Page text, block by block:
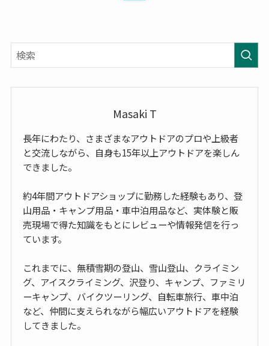
Masaki T
長年にわたり、さまざまなアウトドアのプロや上級者
と交流しながら、自身も15年以上アウトドアを楽しん
できました。
約4年間アウトドアショップに勤務した経験もあり、登
山用品・キャンプ用品・車中泊用品など、実体験と販
売現場で得た知識をもとにレビューや情報発信を行っ
ています。
これまでに、無積雪期の登山、雪山登山、クライミン
グ、アイスクライミング、沢登り、キャンプ、ファミリ
ーキャンプ、バイクツーリング、自転車旅行、車中泊
など、仲間に支えられながら幅広いアウトドアを経験
してきました。